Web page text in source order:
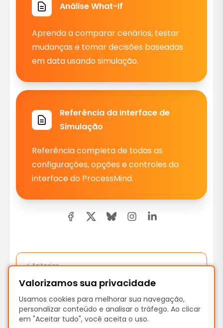
Análise What-If
Aprenda a comparar cenários, testar
mudanças e tomar decisões baseadas
em data usando simulação.
Referência da Interface de
Simulação
Referência completa de todas as
configurações, opções e controles da
interface do ProcessMind.
Anterior
Bookmarks de Processos
Próximo
Como executar uma simulação de
Valorizamos sua privacidade
Usamos cookies para melhorar sua navegação,
personalizar conteúdo e analisar o tráfego. Ao clicar
em "Aceitar tudo", você aceita o uso.